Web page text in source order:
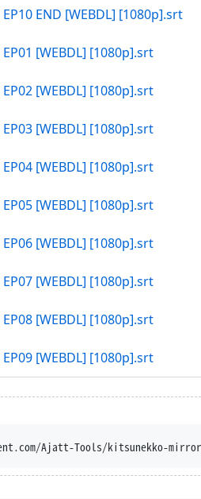
END [WEBDL] [1080p].srt
[WEBDL] [1080p].srt
[WEBDL] [1080p].srt
[WEBDL] [1080p].srt
[WEBDL] [1080p].srt
[WEBDL] [1080p].srt
[WEBDL] [1080p].srt
[WEBDL] [1080p].srt
[WEBDL] [1080p].srt
[WEBDL] [1080p].srt
names --iri